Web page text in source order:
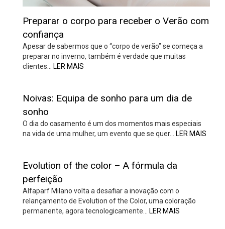
Preparar o corpo para receber o Verão com
confiança
Apesar de sabermos que o “corpo de verão” se começa a
preparar no inverno, também é verdade que muitas
clientes…
LER MAIS
Noivas: Equipa de sonho para um dia de
sonho
O dia do casamento é um dos momentos mais especiais
na vida de uma mulher, um evento que se quer…
LER MAIS
Evolution of the color – A fórmula da
perfeição
Alfaparf Milano volta a desafiar a inovação com o
relançamento de Evolution of the Color, uma coloração
permanente, agora tecnologicamente…
LER MAIS